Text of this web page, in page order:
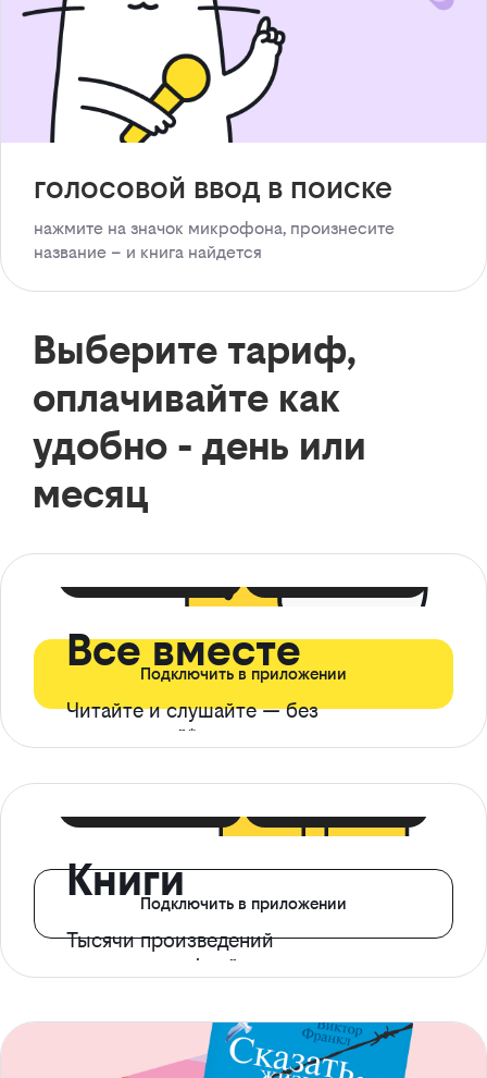
голосовой ввод в поиске
нажмите на значок микрофона, произнесите
название – и книга найдется
Выберите тариф,
оплачивайте как
удобно - день или
месяц
Все вместе
Читайте и слушайте — без
ограничений*
Подключить в приложении
Книги
Тысячи произведений
с доступом офлайн
Подключить в приложении